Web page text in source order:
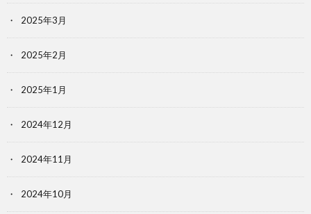
2025年3月
2025年2月
2025年1月
2024年12月
2024年11月
2024年10月